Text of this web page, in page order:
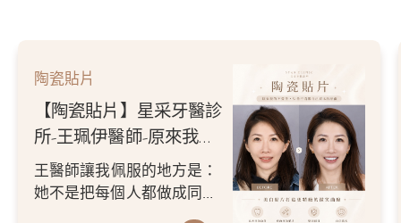
陶瓷貼片
【陶瓷貼片】星采牙醫診
所-王珮伊醫師-原來我的
不愛笑，只是不喜歡自己
原本的牙齒
王醫師讓我佩服的地方是：
她不是把每個人都做成同一